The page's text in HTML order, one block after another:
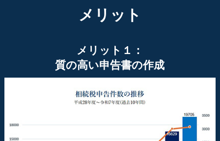
メリット
メリット１：
質の高い申告書の作成